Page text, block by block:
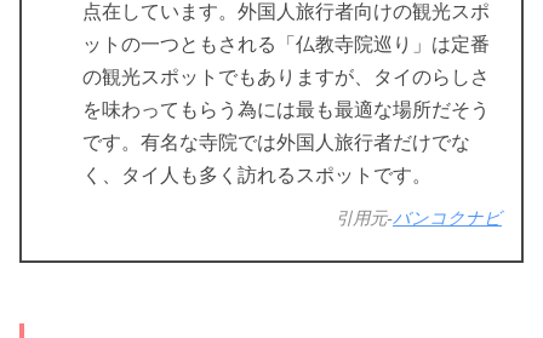
点在しています。外国人旅行者向けの観光スポ
ットの一つともされる「仏教寺院巡り」は定番
の観光スポットでもありますが、タイのらしさ
を味わってもらう為には最も最適な場所だそう
です。有名な寺院では外国人旅行者だけでな
く、タイ人も多く訪れるスポットです。
引用元-バンコクナビ